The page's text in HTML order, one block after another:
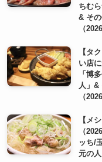
ちむ
& そ
（
【タ
い店
「博
人」&
（
【メ
（
ッち/
元の